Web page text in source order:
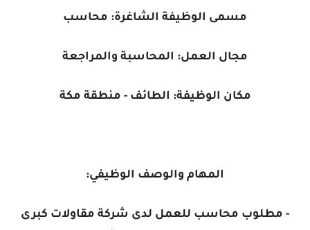
مسمى الوظيفة الشاغرة: محاسب
مجال العمل: المحاسبة والمراجعة
مكان الوظيفة: الطائف - منطقة مكة
المهام والوصف الوظيفي:
- مطلوب محاسب للعمل لدى شركة مقاولات كبرى